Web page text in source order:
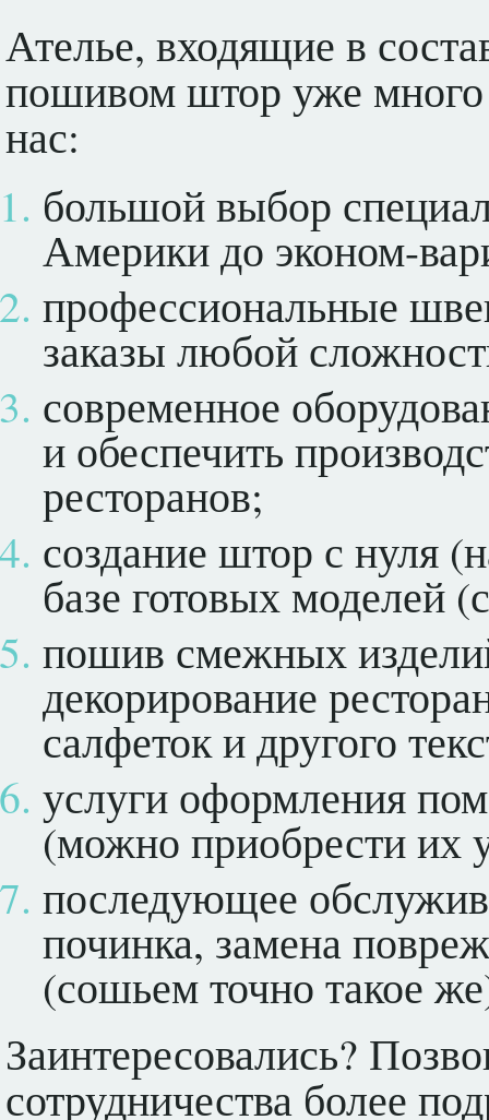
Ателье, входящие в
пошивом штор уже много
нас:
большой выбор
Америки до эконом-
профессиональные
заказы любой
современное
и обеспечить
ресторанов;
создание штор с нуля
базе готовых моделей
пошив смежных
декорирование
салфеток и другого
услуги оформления
(можно приобрести их
последующее
починка, замена
(сошьем точно такое
Заинтересовались?
сотрудничества более